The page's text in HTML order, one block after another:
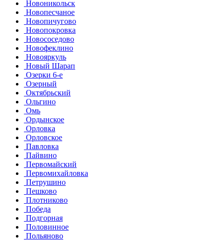
Новоникольск
Новопесчаное
Новопичугово
Новопокровка
Новососедово
Новофеклино
Новояркуль
Новый Шарап
Озерки 6-е
Озерный
Октябрьский
Ольгино
Омь
Ордынское
Орловка
Орловское
Павловка
Пайвино
Первомайский
Первомихайловка
Петрушино
Пешково
Плотниково
Победа
Подгорная
Половинное
Польяново